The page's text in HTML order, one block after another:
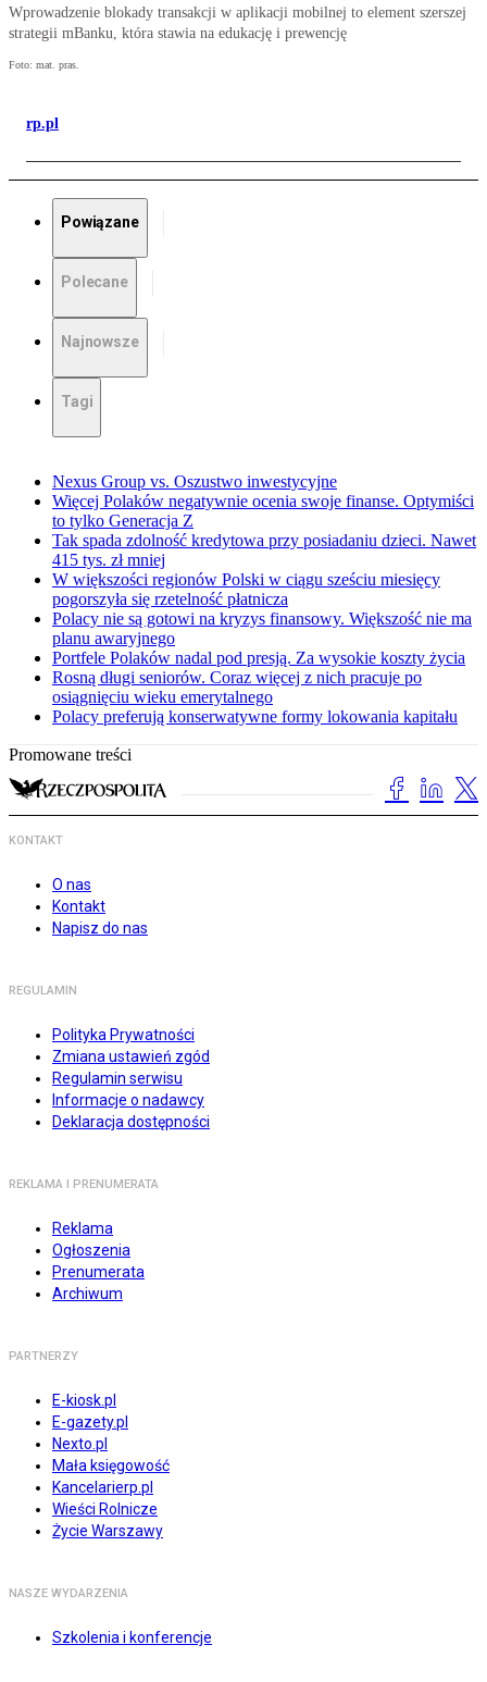
Wprowadzenie blokady transakcji w aplikacji mobilnej to element szerszej
strategii mBanku, która stawia na edukację i prewencję
Foto: mat. pras.
rp.pl
Powiązane
Polecane
Najnowsze
Tagi
Nexus Group vs. Oszustwo inwestycyjne
Więcej Polaków negatywnie ocenia swoje finanse. Optymiści
to tylko Generacja Z
Tak spada zdolność kredytowa przy posiadaniu dzieci. Nawet
415 tys. zł mniej
W większości regionów Polski w ciągu sześciu miesięcy
pogorszyła się rzetelność płatnicza
Polacy nie są gotowi na kryzys finansowy. Większość nie ma
planu awaryjnego
Portfele Polaków nadal pod presją. Za wysokie koszty życia
Rosną długi seniorów. Coraz więcej z nich pracuje po
osiągnięciu wieku emerytalnego
Polacy preferują konserwatywne formy lokowania kapitału
Promowane treści
KONTAKT
O nas
Kontakt
Napisz do nas
REGULAMIN
Polityka Prywatności
Zmiana ustawień zgód
Regulamin serwisu
Informacje o nadawcy
Deklaracja dostępności
REKLAMA I PRENUMERATA
Reklama
Ogłoszenia
Prenumerata
Archiwum
PARTNERZY
E-kiosk.pl
E-gazety.pl
Nexto.pl
Mała księgowość
Kancelarierp.pl
Wieści Rolnicze
Życie Warszawy
NASZE WYDARZENIA
Szkolenia i konferencje